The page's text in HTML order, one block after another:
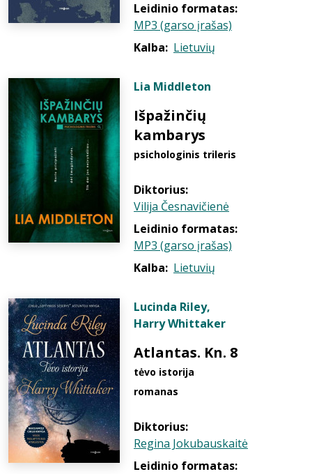
Leidinio formatas:
MP3 (garso įrašas)
Kalba: Lietuvių
Lia Middleton
Išpažinčių
kambarys
psichologinis trileris
Diktorius:
Vilija Česnavičienė
Leidinio formatas:
MP3 (garso įrašas)
Kalba: Lietuvių
Lucinda Riley,
Harry Whittaker
Atlantas. Kn. 8
tėvo istorija
romanas
Diktorius:
Regina Jokubauskaitė
Leidinio formatas: